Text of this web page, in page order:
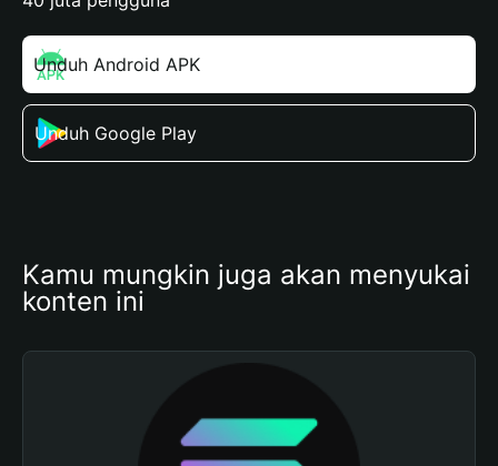
Unduh Android APK
Unduh Google Play
Kamu mungkin juga akan menyukai
konten ini